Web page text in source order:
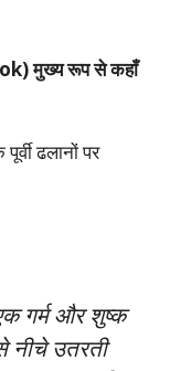
मुख्य रूप से कहाँ
ढलानों पर
गर्म और शुष्क
नीचे उतरती